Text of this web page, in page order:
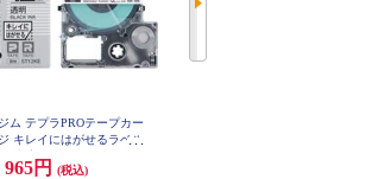
ム テプラPROテープカー
キレイにはがせるラベル
965円
(税込)